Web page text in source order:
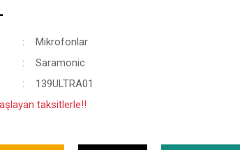
Mikrofonlar
Saramonic
139ULTRA01
taksitlerle!!